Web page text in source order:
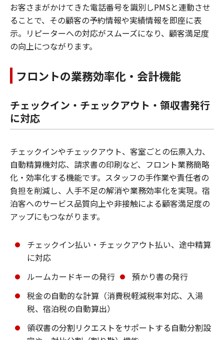
お客さまがかけてきた電話番号を識別しPMSと連動させ
ることで、その顧客の予約情報や実績情報を即座に表
示。リピーターへの対応がスムーズになり、顧客満足度
の向上につながります。
フロントの業務効率化・会計機能
チェックイン・チェックアウト・領収書発行
に対応
チェックインやチェックアウト、客室ごとの伝票入力、
自動精算機対応、請求書の印刷など、フロント業務簡略
化・効率化する機能です。スタッフの手作業や責任者の
負担を削減し、人手不足の解消や業務効率化を実現。宿
泊客へのサービス品質向上や非接触による顧客満足度の
アップにもつながります。
チェックイン払い・チェックアウト払い、途中精算
に対応
ルームカードキーの発行
預かり書の発行
税金の自動的な計算（消費税軽減税率対応、入湯
税、宿泊税の自動算出）
領収書の分割リクエストをサポートする自動分割設